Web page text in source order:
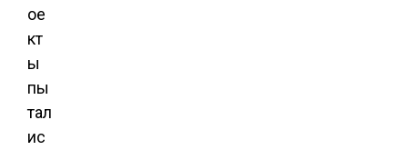
ое
кт
ы
пы
тал
ис